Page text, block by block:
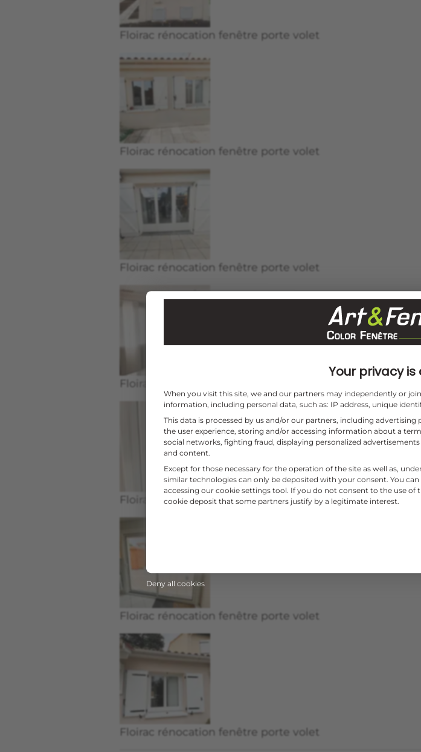
Floirac rénocation fenêtre porte volet
Floirac rénocation fenêtre porte volet
Floirac rénocation fenêtre porte volet
Floirac rénocation fenêtre porte volet
Floirac rénocation fenêtre porte volet
Floirac rénocation fenêtre porte volet
Floirac rénocation fenêtre porte volet
Deny all cookies
Your privacy is
When you visit this site, we and our partners may independently or
information, including personal data, such as: IP address, unique
This data is processed by us and/or our partners, including
the user experience, storing and/or accessing information about a
social networks, fighting fraud, displaying personalized
and content.
Except for those necessary for the operation of the site as well as,
similar technologies can only be deposited with your consent. You
accessing our cookie settings tool. If you do not consent to the use
cookie deposit that some partners justify by a legitimate interest.